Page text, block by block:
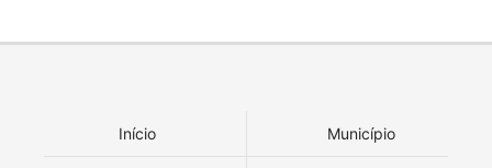
Início Município